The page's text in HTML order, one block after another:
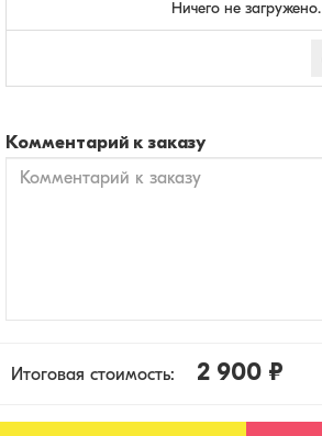
Ничего не загружено.
Комментарий к заказу
Итоговая стоимость: 2 900 ₽